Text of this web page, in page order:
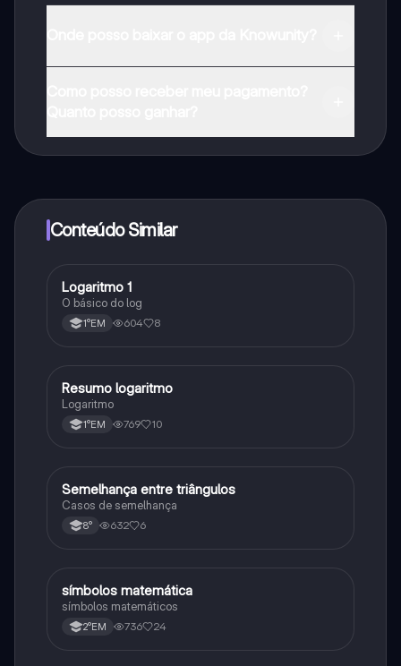
Conteúdo Similar
Matematica
Logaritmo 1
O básico do log
1°EM 604 8
Matematica
Resumo logaritmo
Logaritmo
1°EM 769 10
Matematica
Semelhança entre triângulos
Casos de semelhança
8° 632 6
Matematica
símbolos matemática
símbolos matemáticos
2°EM 736 24